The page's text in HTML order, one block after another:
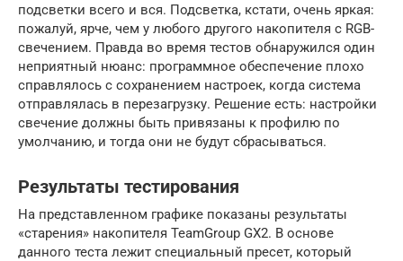
подсветки всего и вся. Подсветка, кстати, очень яркая:
пожалуй, ярче, чем у любого другого накопителя с RGB-
свечением. Правда во время тестов обнаружился один
неприятный нюанс: программное обеспечение плохо
справлялось с сохранением настроек, когда система
отправлялась в перезагрузку. Решение есть: настройки
свечение должны быть привязаны к профилю по
умолчанию, и тогда они не будут сбрасываться.
Результаты тестирования
На представленном графике показаны результаты
«старения» накопителя TeamGroup GX2. В основе
данного теста лежит специальный пресет, который